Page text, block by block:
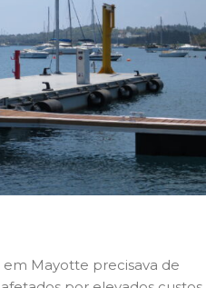
Mayotte precisava de